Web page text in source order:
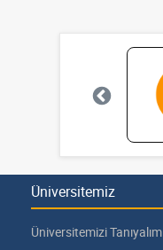
Üniversitemiz
Üniversitemizi Tanıyalım